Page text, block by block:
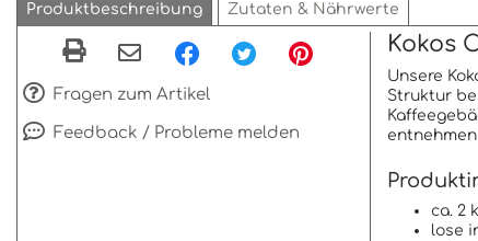
Produktbeschreibung Zutaten & Nährwerte
Fragen zum Artikel
Feedback / Probleme melden
Kokos
Unsere
Struktur
ca. 2
lose